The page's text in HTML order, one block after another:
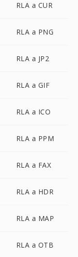
RLA a CUR
RLA a PNG
RLA a JP2
RLA a GIF
RLA a ICO
RLA a PPM
RLA a FAX
RLA a HDR
RLA a MAP
RLA a OTB